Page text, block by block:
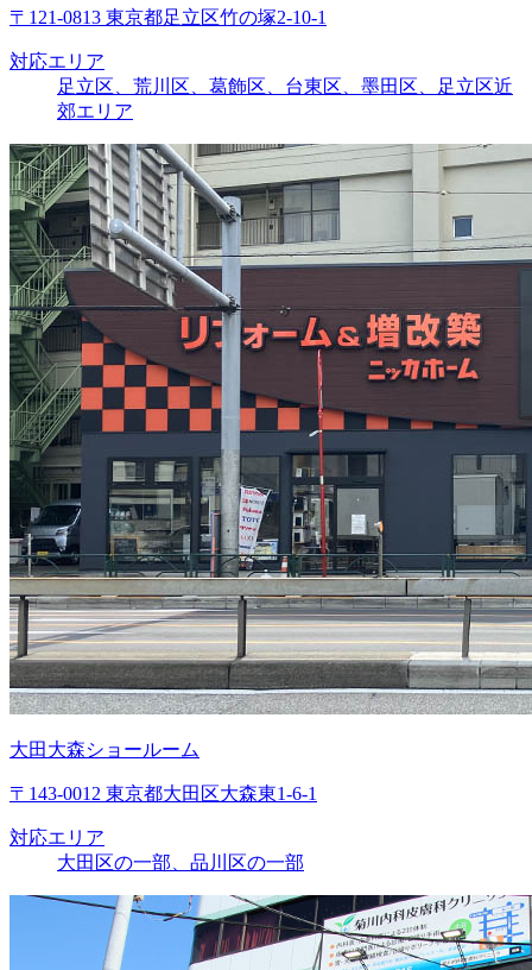
〒121-0813 東京都足立区竹の塚2-10-1
対応エリア
足立区、荒川区、葛飾区、台東区、墨田区、足立区近
郊エリア
大田大森ショールーム
〒143-0012 東京都大田区大森東1-6-1
対応エリア
大田区の一部、品川区の一部